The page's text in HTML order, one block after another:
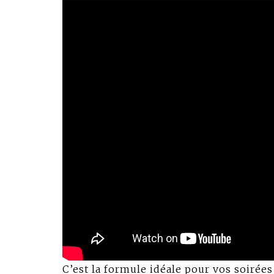
C’est la formule idéale pour vos